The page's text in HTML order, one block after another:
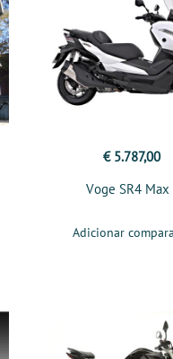
€ 5.787,00
Voge SR4 Max
Adicionar